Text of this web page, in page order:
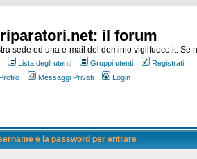
il forum
sede ed una e-mail del dominio vigilfuoco.it. Se
Lista degli utenti Gruppi utenti
Registrati
Messaggi Privati Login
e la password per entrare